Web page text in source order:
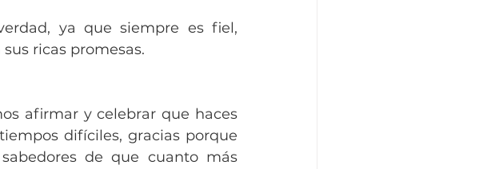
ya que siempre es fiel,
ricas promesas.
afirmar y celebrar que haces
difíciles, gracias porque
de que cuanto más